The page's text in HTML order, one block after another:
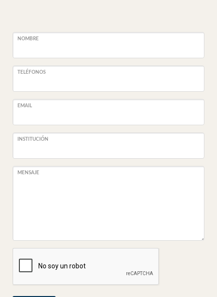
NOMBRE
TELÉFONOS
EMAIL
INSTITUCIÓN
MENSAJE